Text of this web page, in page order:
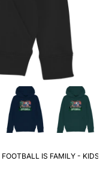
FOOTBALL IS FAMILY - KIDS